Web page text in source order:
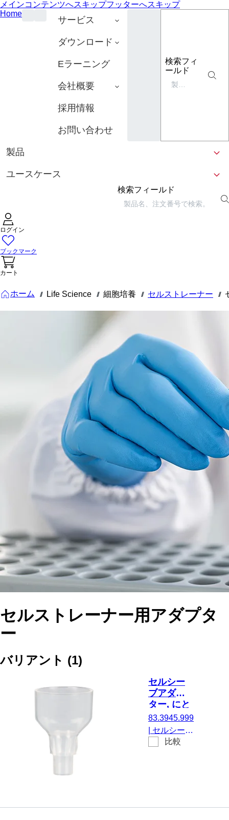
メインコンテンツへスキップフッターへスキップ
Home
サービス
ダウンロード
Eラーニング
会社概要
採用情報
お問い合わせ
検索フィ
ールド
製品
ユースケース
検索フィールド
ログイン
ブックマーク
カート
ホーム /// Life Science /// 細胞培養 /// セルストレーナー ///
セルストレーナー用アダプタ
ー
バリアント (1)
セルシー
ブアダプ
ター, にと
って 15
ml、5
ml、17 x
100 mmお
83.3945.999
セルシーブ
アダプター,
比較